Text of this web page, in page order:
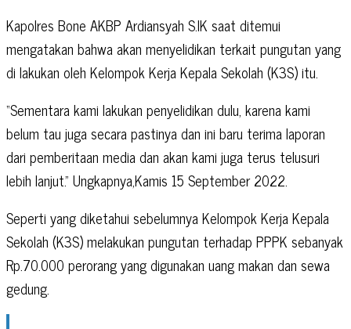
Kapolres Bone AKBP Ardiansyah S.IK saat ditemui
mengatakan bahwa akan menyelidikan terkait pungutan yang
di lakukan oleh Kelompok Kerja Kepala Sekolah (K3S) itu.
“Sementara kami lakukan penyelidikan dulu, karena kami
belum tau juga secara pastinya dan ini baru terima laporan
dari pemberitaan media dan akan kami juga terus telusuri
lebih lanjut.” Ungkapnya,Kamis 15 September 2022.
Seperti yang diketahui sebelumnya Kelompok Kerja Kepala
Sekolah (K3S) melakukan pungutan terhadap PPPK sebanyak
Rp.70.000 perorang yang digunakan uang makan dan sewa
gedung.